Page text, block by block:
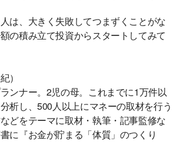
は、大きく失敗してつまずくことがな
の積み立て投資からスタートしてみて
）
ンナー。2児の母。これまでに1万件以
析し、500人以上にマネーの取材を行う
どをテーマに取材・執筆・記事監修な
に『お金が貯まる「体質」のつくり